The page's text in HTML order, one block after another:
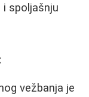
spoljašnju
vežbanja je